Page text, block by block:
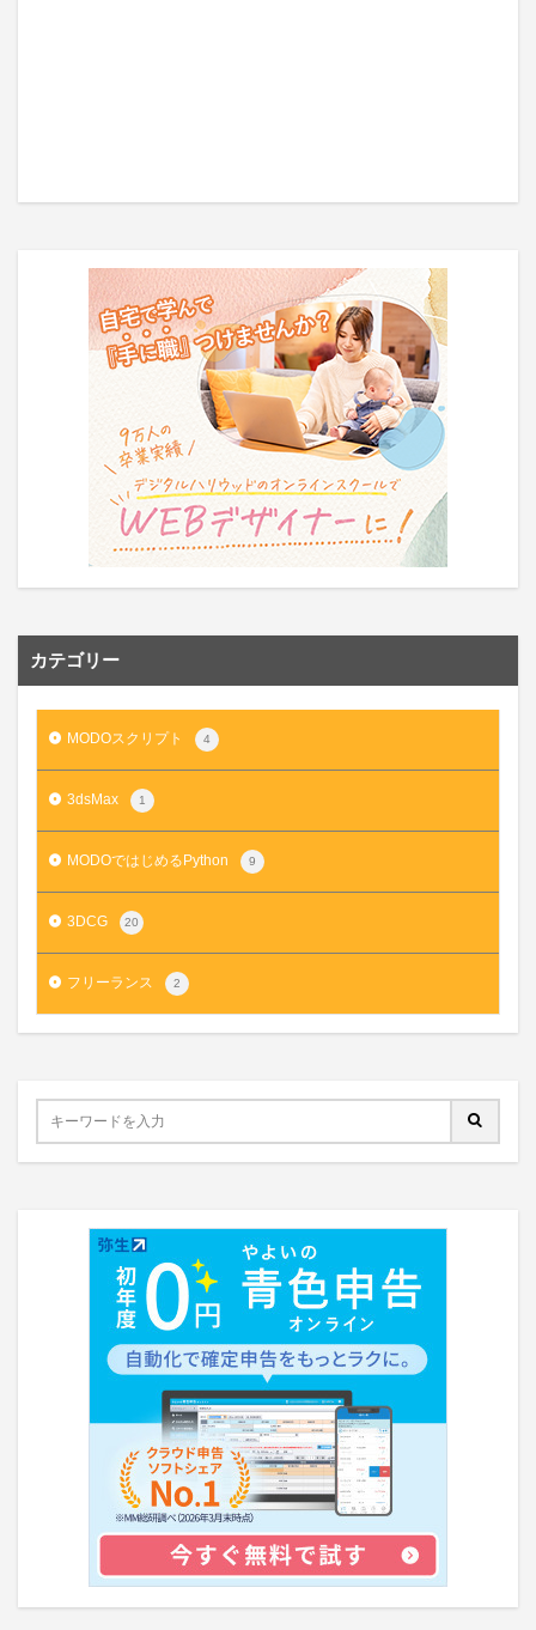
カテゴリー
MODOスクリプト 4
3dsMax 1
MODOではじめるPython 9
3DCG 20
フリーランス 2